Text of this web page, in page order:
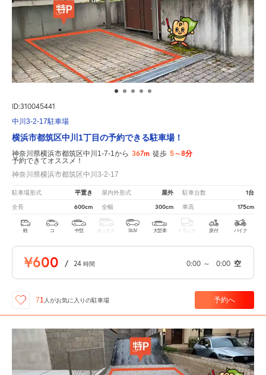
ID:310045441
中川3-2-17駐車場
横浜市都筑区中川1丁目の予約できる駐車場！
神奈川県横浜市都筑区中川1-7-1から 367m 徒歩 5～8分
予約できてオススメ！
神奈川県横浜市都筑区中川3-2-17
駐車場形式 平置き 屋内外形式 屋外 駐車台数 1台
全長 600cm 全幅 300cm 車高 175cm
軽 コ 中型 ボックス SUV 大型車 トラック 原付 バイク
¥600 / 24 時間 0:00 ～ 0:00 空
71 人がお気に入りの駐車場 予約へ